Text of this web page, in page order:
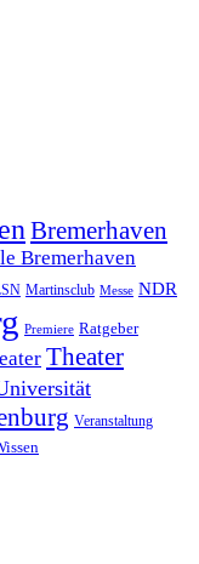
Bremerhaven
Bremerhaven
Martinsclub Messe NDR
Premiere Ratgeber
Theater
Veranstaltung